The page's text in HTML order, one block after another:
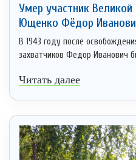
Умер участник
Ющенко Фёдор
В 1943 году после
захватчиков Федор Иванович
Читать далее